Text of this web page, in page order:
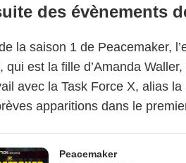
des évènements
la saison 1 de Peacemaker,
qui est la fille d’Amanda
avec la Task Force X, alias
apparitions dans le
Peacemaker